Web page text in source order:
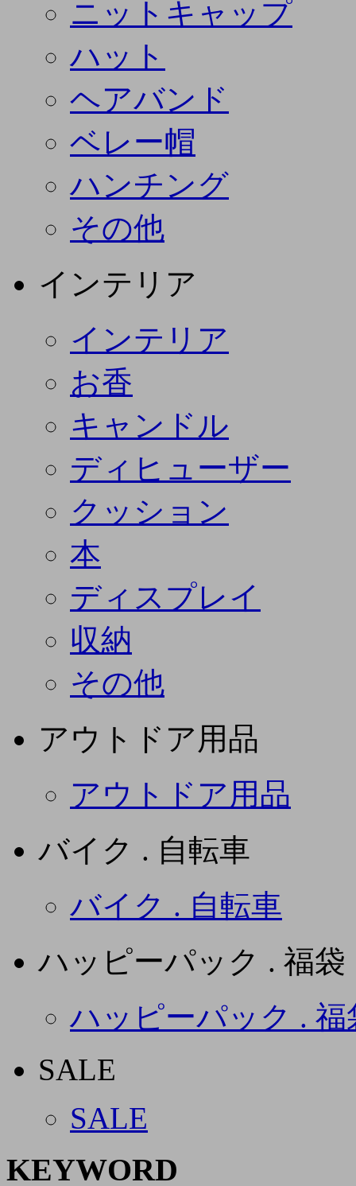
ニットキャップ
ハット
ヘアバンド
ベレー帽
ハンチング
その他
インテリア
インテリア
お香
キャンドル
ディヒューザー
クッション
本
ディスプレイ
収納
その他
アウトドア用品
アウトドア用品
バイク . 自転車
バイク . 自転車
ハッピーパック . 福袋
ハッピーパック . 福
SALE
SALE
KEYWORD